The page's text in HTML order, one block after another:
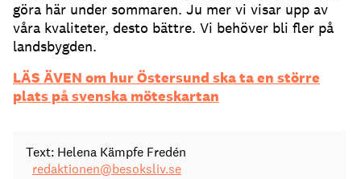
göra här under sommaren. Ju mer vi visar upp av
våra kvaliteter, desto bättre. Vi behöver bli fler på
landsbygden.
LÄS ÄVEN om hur Östersund ska ta en större
plats på svenska möteskartan
Text: Helena Kämpfe Fredén
redaktionen@besoksliv.se